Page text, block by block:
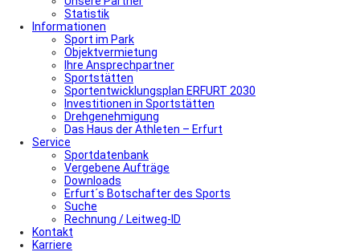
Statistik
Informationen
Sport im Park
Objektvermietung
Ihre Ansprechpartner
Sportstätten
Sportentwicklungsplan ERFURT 2030
Investitionen in Sportstätten
Drehgenehmigung
Das Haus der Athleten – Erfurt
Service
Sportdatenbank
Vergebene Aufträge
Downloads
Erfurt´s Botschafter des Sports
Suche
Rechnung / Leitweg-ID
Kontakt
Karriere